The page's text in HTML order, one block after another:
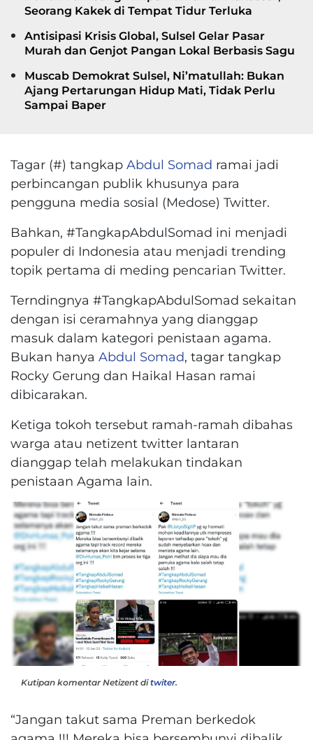
Seorang Kakek di Tempat Tidur Terluka
Antisipasi Krisis Global, Sulsel Gelar Pasar
Murah dan Genjot Pangan Lokal Berbasis Sagu
Muscab Demokrat Sulsel, Ni’matullah: Bukan
Ajang Pertarungan Hidup Mati, Tidak Perlu
Sampai Baper
Tagar (#) tangkap Abdul Somad ramai jadi
perbincangan publik khusunya para
pengguna media sosial (Medose) Twitter.
Bahkan, #TangkapAbdulSomad ini menjadi
populer di Indonesia atau menjadi trending
topik pertama di meding pencarian Twitter.
Terndingnya #TangkapAbdulSomad sekaitan
dengan isi ceramahnya yang dianggap
masuk dalam kategori penistaan agama.
Bukan hanya Abdul Somad, tagar tangkap
Rocky Gerung dan Haikal Hasan ramai
dibicarakan.
Ketiga tokoh tersebut ramah-ramah dibahas
warga atau netizent twitter lantaran
dianggap telah melakukan tindakan
penistaan Agama lain.
Kutipan komentar Netizent ditwiter.
“Jangan takut sama Preman berkedok